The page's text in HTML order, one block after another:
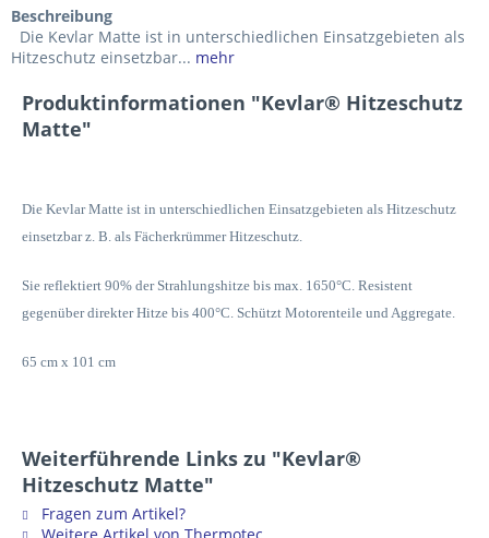
Beschreibung
Die Kevlar Matte ist in unterschiedlichen Einsatzgebieten als
Hitzeschutz einsetzbar... mehr
Produktinformationen "Kevlar® Hitzeschutz
Matte"
Die Kevlar Matte ist in unterschiedlichen Einsatzgebieten als Hitzeschutz
einsetzbar z. B. als Fächerkrümmer Hitzeschutz.
Sie reflektiert 90% der Strahlungshitze bis max. 1650°C. Resistent
gegenüber direkter Hitze bis 400°C. Schützt Motorenteile und Aggregate.
65 cm x 101 cm
Weiterführende Links zu "Kevlar®
Hitzeschutz Matte"
Fragen zum Artikel?